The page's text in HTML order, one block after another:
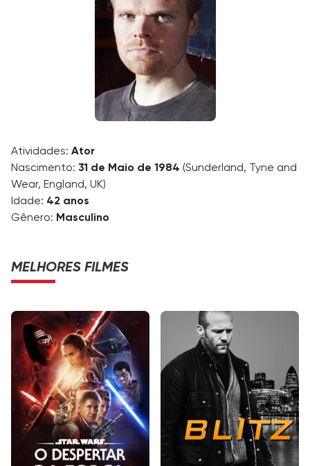
Atividades: Ator
Nascimento: 31 de Maio de 1984 (Sunderland, Tyne and
Wear, England, UK)
Idade: 42 anos
Gênero: Masculino
MELHORES FILMES